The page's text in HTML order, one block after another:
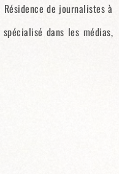
de journalistes à
dans les médias,